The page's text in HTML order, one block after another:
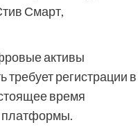
Смарт,
активы
регистрации в
время
платформы.